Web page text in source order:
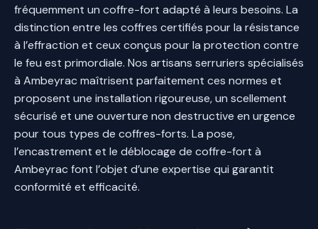
fréquemment un coffre-fort adapté à leurs besoins. La
distinction entre les coffres certifiés pour la résistance
à l’effraction et ceux conçus pour la protection contre
le feu est primordiale. Nos artisans serruriers spécialisés
à Ambeyrac maîtrisent parfaitement ces normes et
proposent une installation rigoureuse, un scellement
sécurisé et une ouverture non destructive en urgence
pour tous types de coffres-forts. La pose,
l’encastrement et le déblocage de coffre-fort à
Ambeyrac font l’objet d’une expertise qui garantit
conformité et efficacité.